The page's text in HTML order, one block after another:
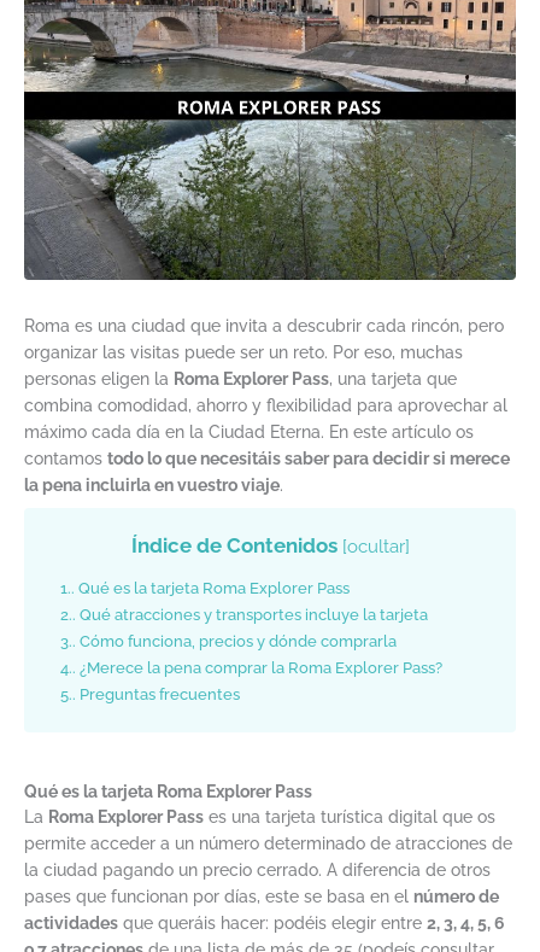
Roma es una ciudad que invita a descubrir cada rincón, pero
organizar las visitas puede ser un reto. Por eso, muchas
personas eligen la Roma Explorer Pass, una tarjeta que
combina comodidad, ahorro y flexibilidad para aprovechar al
máximo cada día en la Ciudad Eterna. En este artículo os
contamos todo lo que necesitáis saber para decidir si merece
la pena incluirla en vuestro viaje.
Índice de Contenidos [ocultar]
1. Qué es la tarjeta Roma Explorer Pass
2. Qué atracciones y transportes incluye la tarjeta
3. Cómo funciona, precios y dónde comprarla
4. ¿Merece la pena comprar la Roma Explorer Pass?
5. Preguntas frecuentes
Qué es la tarjeta Roma Explorer Pass
La Roma Explorer Pass es una tarjeta turística digital que os
permite acceder a un número determinado de atracciones de
la ciudad pagando un precio cerrado. A diferencia de otros
pases que funcionan por días, este se basa en el número de
actividades que queráis hacer: podéis elegir entre 2, 3, 4, 5, 6